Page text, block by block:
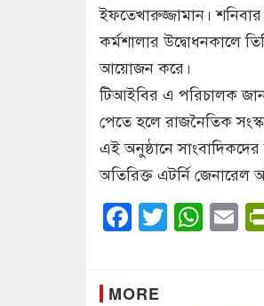
ইফতেখারুজ্জামান।
কর্মশালার উদ্বোধনকালে
আয়োজন করে।
টিআইবির এ পরিচালক
পেতে হলে রাজনৈতিক
এই অনুষ্ঠানে
অতিরিক্ত এটর্নি
Facebook
Twitter
MORE